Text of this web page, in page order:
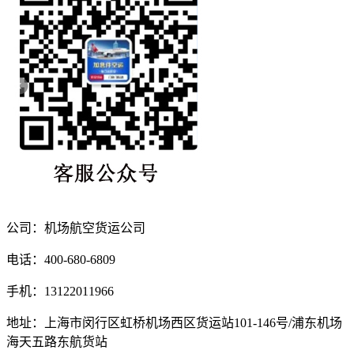
公司：机场航空货运公司
电话：400-680-6809
手机：13122011966
地址：上海市闵行区虹桥机场西区货运站101-146号/浦东机场
海天五路东航货站